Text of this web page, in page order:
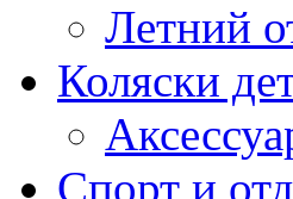
Летний
Коляски
Спорт и